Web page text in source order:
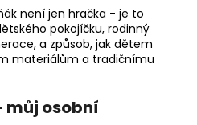
není jen hračka - je to
pokojíčku, rodinný
a způsob, jak dětem
materiálům a tradičnímu
osobní